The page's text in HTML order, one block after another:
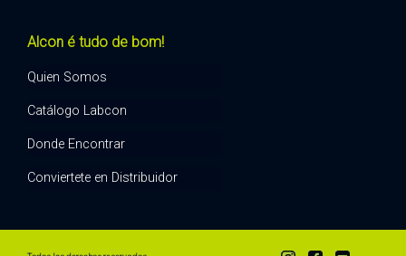
Alcon é tudo de bom!
Quien Somos
Catálogo Labcon
Donde Encontrar
Conviertete en Distribuidor